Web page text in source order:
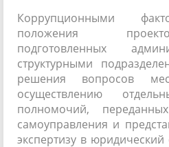
Коррупционными
положения
подготовленных
структурными
решения вопросов
осуществлению
полномочий,
самоуправления и
экспертизу в